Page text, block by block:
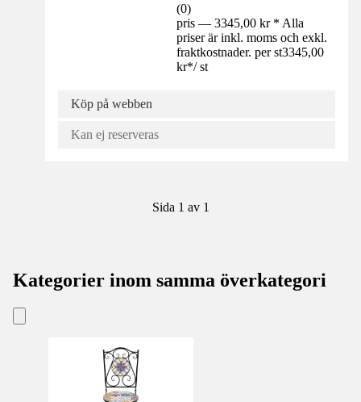
(0)
pris — 3345,00 kr * Alla
priser är inkl. moms och exkl.
fraktkostnader. per st3345,00
kr*/ st
Köp på webben
Kan ej reserveras
Sida 1 av 1
Kategorier inom samma överkategori